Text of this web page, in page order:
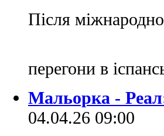
Після
перегони в
Мальорка -
04.04.26 09:00